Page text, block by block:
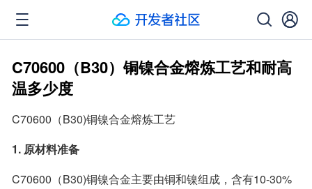
C70600（B30）铜镍合金熔炼工艺和耐高
温多少度
C70600（B30)铜镍合金熔炼工艺
1. 原材料准备
C70600（B30)铜镍合金主要由铜和镍组成，含有10-30%